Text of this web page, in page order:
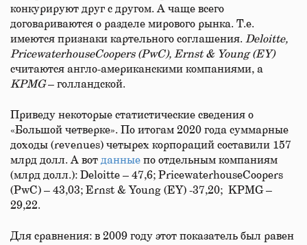
конкурируют друг с другом. А чаще всего
договариваются о разделе мирового рынка. Т.е.
имеются признаки картельного соглашения. Deloitte,
PricewaterhouseCoopers (PwC), Ernst & Young (EY)
считаются англо-американскими компаниями, а
KPMG– голландской.
Приведу некоторые статистические сведения о
«Большой четверке». По итогам 2020 года суммарные
доходы (revenues) четырех корпораций составили 157
млрд долл. А вот данные по отдельным компаниям
(млрд долл.): Deloitte – 47,6; PricewaterhouseCoopers
(PwC) – 43,03; Ernst & Young (EY) -37,20; KPMG –
29,22.
Для сравнения: в 2009 году этот показатель был равен